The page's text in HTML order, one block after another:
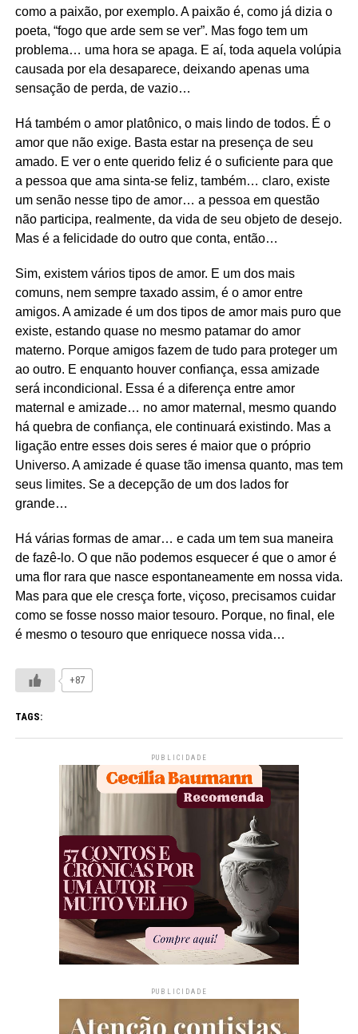
como a paixão, por exemplo. A paixão é, como já dizia o
poeta, “fogo que arde sem se ver”. Mas fogo tem um
problema… uma hora se apaga. E aí, toda aquela volúpia
causada por ela desaparece, deixando apenas uma
sensação de perda, de vazio…
Há também o amor platônico, o mais lindo de todos. É o
amor que não exige. Basta estar na presença de seu
amado. E ver o ente querido feliz é o suficiente para que
a pessoa que ama sinta-se feliz, também… claro, existe
um senão nesse tipo de amor… a pessoa em questão
não participa, realmente, da vida de seu objeto de desejo.
Mas é a felicidade do outro que conta, então…
Sim, existem vários tipos de amor. E um dos mais
comuns, nem sempre taxado assim, é o amor entre
amigos. A amizade é um dos tipos de amor mais puro que
existe, estando quase no mesmo patamar do amor
materno. Porque amigos fazem de tudo para proteger um
ao outro. E enquanto houver confiança, essa amizade
será incondicional. Essa é a diferença entre amor
maternal e amizade… no amor maternal, mesmo quando
há quebra de confiança, ele continuará existindo. Mas a
ligação entre esses dois seres é maior que o próprio
Universo. A amizade é quase tão imensa quanto, mas tem
seus limites. Se a decepção de um dos lados for
grande…
Há várias formas de amar… e cada um tem sua maneira
de fazê-lo. O que não podemos esquecer é que o amor é
uma flor rara que nasce espontaneamente em nossa vida.
Mas para que ele cresça forte, viçoso, precisamos cuidar
como se fosse nosso maior tesouro. Porque, no final, ele
é mesmo o tesouro que enriquece nossa vida…
+87
TAGS:
PUBLICIDADE
PUBLICIDADE